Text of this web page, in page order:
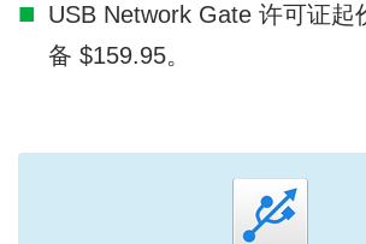
USB Network Gate 许可证起
备 $159.95。